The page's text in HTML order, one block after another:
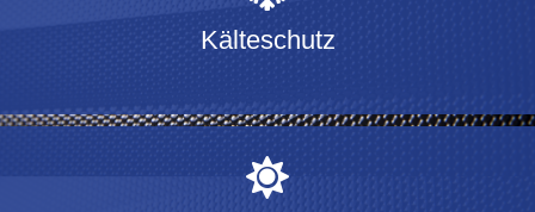
Kälteschutz